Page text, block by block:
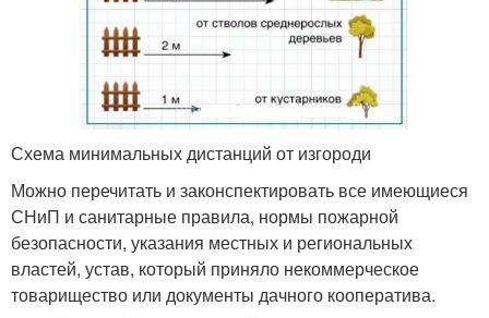
Схема минимальных дистанций от изгороди
Можно перечитать и законспектировать все имеющиеся
СНиП и санитарные правила, нормы пожарной
безопасности, указания местных и региональных
властей, устав, который приняло некоммерческое
товарищество или документы дачного кооператива.